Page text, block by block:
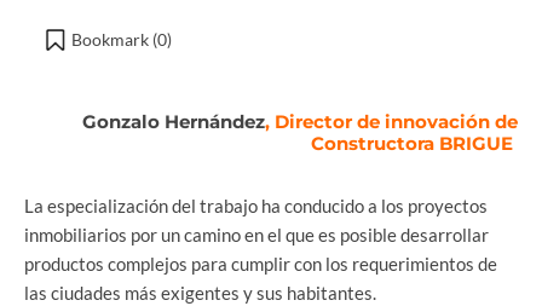
Bookmark (0)
Gonzalo Hernández, Director de innovación de
Constructora BRIGUE
La especialización del trabajo ha conducido a los proyectos
inmobiliarios por un camino en el que es posible desarrollar
productos complejos para cumplir con los requerimientos de
las ciudades más exigentes y sus habitantes.